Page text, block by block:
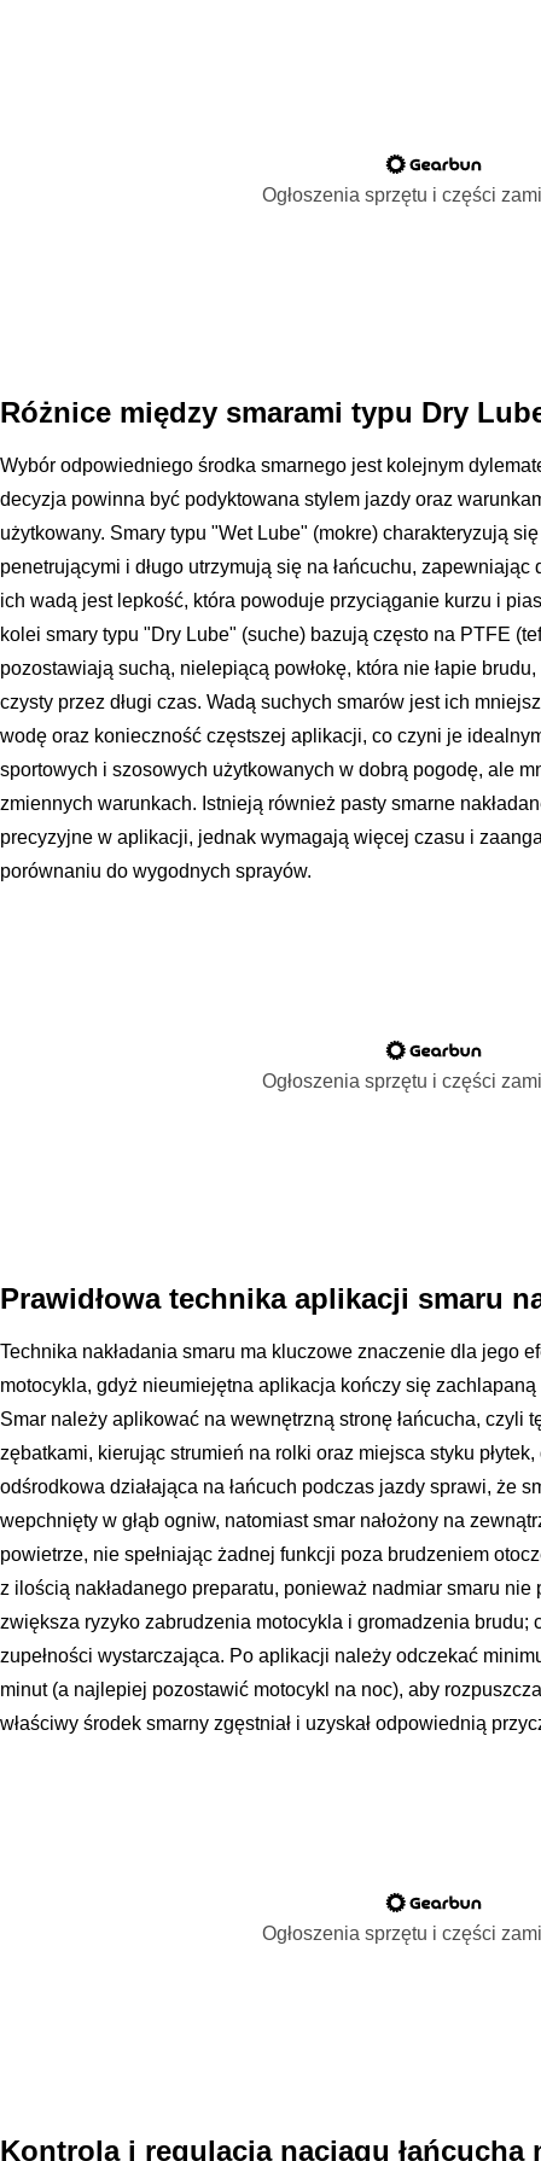
Ogłoszenia sprzętu i części
Różnice między smarami typu Dry
Wybór odpowiedniego środka smarnego jest kolejnym
decyzja powinna być podyktowana stylem jazdy oraz
użytkowany. Smary typu "Wet Lube" (mokre) charakteryzują
penetrującymi i długo utrzymują się na łańcuchu,
ich wadą jest lepkość, która powoduje przyciąganie kurzu i
kolei smary typu "Dry Lube" (suche) bazują często na PTFE
pozostawiają suchą, nielepiącą powłokę, która nie łapie
czysty przez długi czas. Wadą suchych smarów jest ich
wodę oraz konieczność częstszej aplikacji, co czyni je
sportowych i szosowych użytkowanych w dobrą pogodę, ale
zmiennych warunkach. Istnieją również pasty smarne
precyzyjne w aplikacji, jednak wymagają więcej czasu i
porównaniu do wygodnych sprayów.
Ogłoszenia sprzętu i części
Prawidłowa technika aplikacji smaru
Technika nakładania smaru ma kluczowe znaczenie dla jego
motocykla, gdyż nieumiejętna aplikacja kończy się
Smar należy aplikować na wewnętrzną stronę łańcucha, czyli
zębatkami, kierując strumień na rolki oraz miejsca styku
odśrodkowa działająca na łańcuch podczas jazdy sprawi, że
wepchnięty w głąb ogniw, natomiast smar nałożony na
powietrze, nie spełniając żadnej funkcji poza brudzeniem
z ilością nakładanego preparatu, ponieważ nadmiar smaru
zwiększa ryzyko zabrudzenia motocykla i gromadzenia brudu;
zupełności wystarczająca. Po aplikacji należy odczekać
minut (a najlepiej pozostawić motocykl na noc), aby
właściwy środek smarny zgęstniał i uzyskał odpowiednią
Ogłoszenia sprzętu i części
Kontrola i regulacja naciągu łańcucha